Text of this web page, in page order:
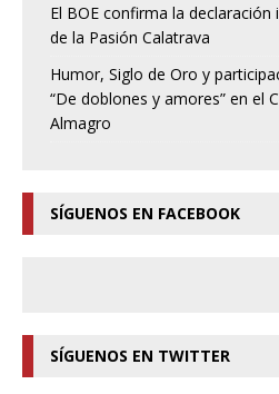
El BOE confirma la
de la Pasión Calatrava
Humor, Siglo de Oro y
“De doblones y amores” en el
Almagro
SÍGUENOS EN FACEBOOK
SÍGUENOS EN TWITTER